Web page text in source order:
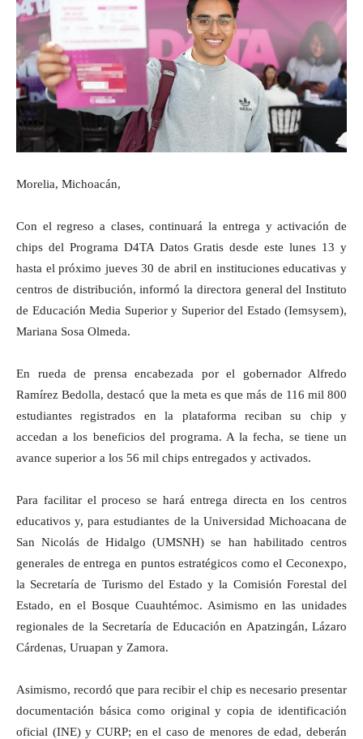
Morelia, Michoacán,
Con el regreso a clases, continuará la entrega y activación de
chips del Programa D4TA Datos Gratis desde este lunes 13 y
hasta el próximo jueves 30 de abril en instituciones educativas y
centros de distribución, informó la directora general del Instituto
de Educación Media Superior y Superior del Estado (Iemsysem),
Mariana Sosa Olmeda.
En rueda de prensa encabezada por el gobernador Alfredo
Ramírez Bedolla, destacó que la meta es que más de 116 mil 800
estudiantes registrados en la plataforma reciban su chip y
accedan a los beneficios del programa. A la fecha, se tiene un
avance superior a los 56 mil chips entregados y activados.
Para facilitar el proceso se hará entrega directa en los centros
educativos y, para estudiantes de la Universidad Michoacana de
San Nicolás de Hidalgo (UMSNH) se han habilitado centros
generales de entrega en puntos estratégicos como el Ceconexpo,
la Secretaría de Turismo del Estado y la Comisión Forestal del
Estado, en el Bosque Cuauhtémoc. Asimismo en las unidades
regionales de la Secretaría de Educación en Apatzingán, Lázaro
Cárdenas, Uruapan y Zamora.
Asimismo, recordó que para recibir el chip es necesario presentar
documentación básica como original y copia de identificación
oficial (INE) y CURP; en el caso de menores de edad, deberán